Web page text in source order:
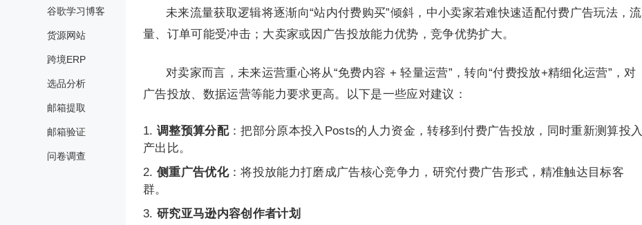
谷歌学习博客
货源网站
跨境ERP
选品分析
邮箱提取
邮箱验证
问卷调查
未来流量获取逻辑将逐渐向“站内付费购买”倾斜，中小卖家若难快速适配付费广告玩法，流
量、订单可能受冲击；大卖家或因广告投放能力优势，竞争优势扩大。
对卖家而言，未来运营重心将从“免费内容 + 轻量运营”，转向“付费投放+精细化运营”，对
广告投放、数据运营等能力要求更高。以下是一些应对建议：
调整预算分配：把部分原本投入Posts的人力资金，转移到付费广告投放，同时重新测算投入
产出比。
侧重广告优化：将投放能力打磨成广告核心竞争力，研究付费广告形式，精准触达目标客
群。
研究亚马逊内容创作者计划